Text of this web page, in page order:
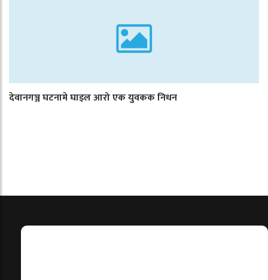
देवानगञ्ज घटनामे घाइल आरो एक युवकक निधन